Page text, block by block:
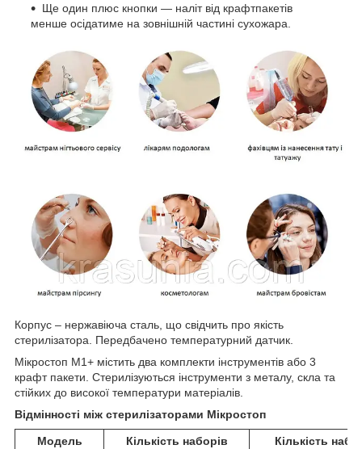
Ще один плюс кнопки — наліт від крафтпакетів
менше осідатиме на зовнішній частині сухожара.⠀
Корпус – нержавіюча сталь, що свідчить про якість
стерилізатора. Передбачено температурний датчик.
Мікростоп М1+ містить два комплекти інструментів або 3
крафт пакети. Стерилізуються інструменти з металу, скла та
стійких до високої температури матеріалів.
Відмінності між стерилізаторами Мікростоп
Модель
Кількість наборів
Кількість